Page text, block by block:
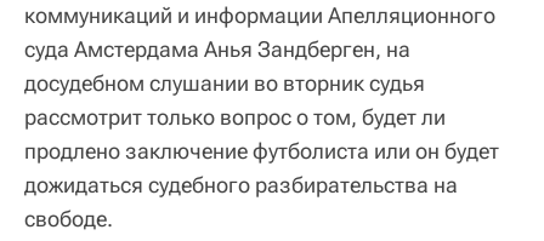
коммуникаций и информации Апелляционного
суда Амстердама Анья Зандберген, на
досудебном слушании во вторник судья
рассмотрит только вопрос о том, будет ли
продлено заключение футболиста или он будет
дожидаться судебного разбирательства на
свободе.